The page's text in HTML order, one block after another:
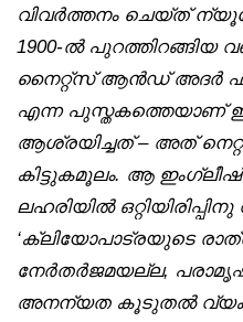
വിവർത്തനം ചെയ്ത്
1900-ൽ
നൈറ്റ്‌സ് ആൻഡ് അദർ
എന്ന പുസ്തകത്തെയാണ്
ആശ്രയിച്ചത് – അത്
കിട്ടുകമൂലം. ആ
ലഹരിയിൽ ഒറ്റിയിരിപ്പിനു
‘ക്ലിയോപാട്രയുടെ
നേർതർജമയല്ല,
അനന്യത കൂടുതൽ